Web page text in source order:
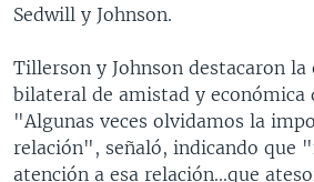
Sedwill y Johnson.
Tillerson y Johnson destacaron la
bilateral de amistad y económica
"Algunas veces olvidamos la
relación", señaló, indicando que
atención a esa relación...que